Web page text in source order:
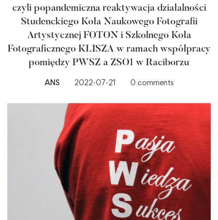
czyli popandemiczna reaktywacja działalności
Studenckiego Koła Naukowego Fotografii
Artystycznej FOTON i Szkolnego Koła
Fotograficznego KLISZA w ramach współpracy
pomiędzy PWSZ a ZSO1 w Raciborzu
ANS 2022-07-21 0 comments